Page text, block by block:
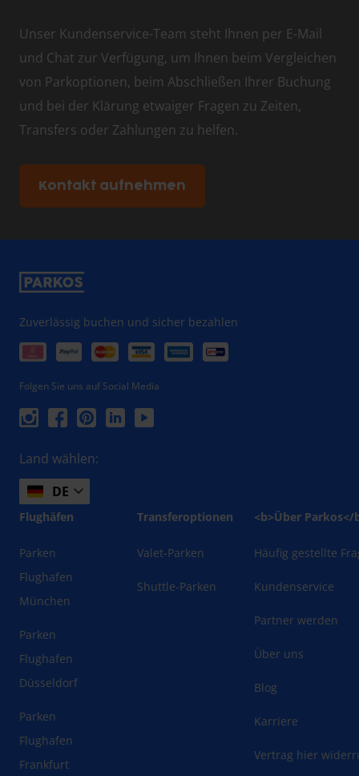
Unser Kundenservice-Team steht Ihnen per E-Mail
und Chat zur Verfügung, um Ihnen beim Vergleichen
von Parkoptionen, beim Abschließen Ihrer Buchung
und bei der Klärung etwaiger Fragen zu Zeiten,
Transfers oder Zahlungen zu helfen.
Kontakt aufnehmen
Zuverlässig buchen und sicher bezahlen
Folgen Sie uns auf Social Media
Land wählen:
DE
Flughäfen
Parken
Flughafen
München
Parken
Flughafen
Düsseldorf
Parken
Flughafen
Frankfurt
Transferoptionen
Valet-Parken
Shuttle-Parken
<b>Über Parkos</
Häufig gestellte
Kundenservice
Partner werden
Über uns
Blog
Karriere
Vertrag hier